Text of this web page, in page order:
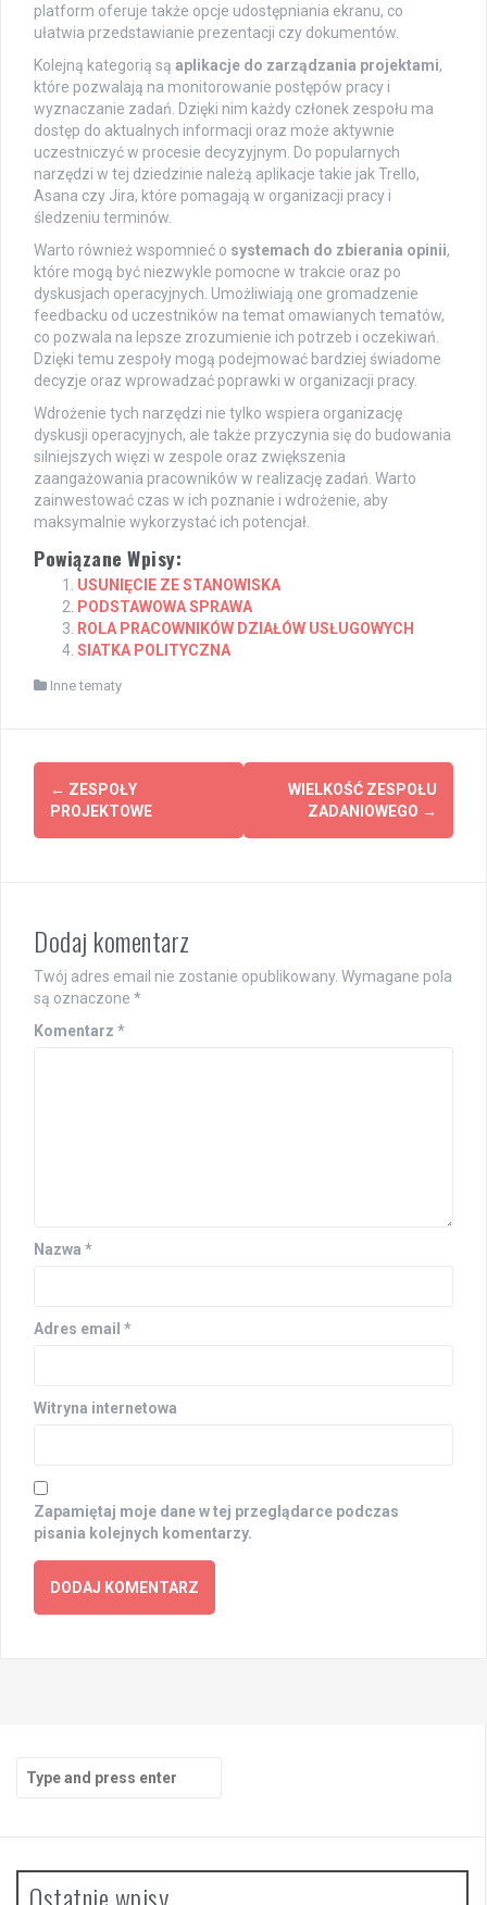
platform oferuje także opcje udostępniania ekranu, co
ułatwia przedstawianie prezentacji czy dokumentów.
Kolejną kategorią są aplikacje do zarządzania projektami,
które pozwalają na monitorowanie postępów pracy i
wyznaczanie zadań. Dzięki nim każdy członek zespołu ma
dostęp do aktualnych informacji oraz może aktywnie
uczestniczyć w procesie decyzyjnym. Do popularnych
narzędzi w tej dziedzinie należą aplikacje takie jak Trello,
Asana czy Jira, które pomagają w organizacji pracy i
śledzeniu terminów.
Warto również wspomnieć o systemach do zbierania opinii,
które mogą być niezwykle pomocne w trakcie oraz po
dyskusjach operacyjnych. Umożliwiają one gromadzenie
feedbacku od uczestników na temat omawianych tematów,
co pozwala na lepsze zrozumienie ich potrzeb i oczekiwań.
Dzięki temu zespoły mogą podejmować bardziej świadome
decyzje oraz wprowadzać poprawki w organizacji pracy.
Wdrożenie tych narzędzi nie tylko wspiera organizację
dyskusji operacyjnych, ale także przyczynia się do budowania
silniejszych więzi w zespole oraz zwiększenia
zaangażowania pracowników w realizację zadań. Warto
zainwestować czas w ich poznanie i wdrożenie, aby
maksymalnie wykorzystać ich potencjał.
Powiązane Wpisy:
USUNIĘCIE ZE STANOWISKA
PODSTAWOWA SPRAWA
ROLA PRACOWNIKÓW DZIAŁÓW USŁUGOWYCH
SIATKA POLITYCZNA
Inne tematy
Post
navigation
← ZESPOŁY
PROJEKTOWE
WIELKOŚĆ ZESPOŁU
ZADANIOWEGO →
Dodaj komentarz
Twój adres email nie zostanie opublikowany. Wymagane pola
są oznaczone *
Komentarz *
Nazwa *
Adres email *
Witryna internetowa
Zapamiętaj moje dane w tej przeglądarce podczas
pisania kolejnych komentarzy.
for: